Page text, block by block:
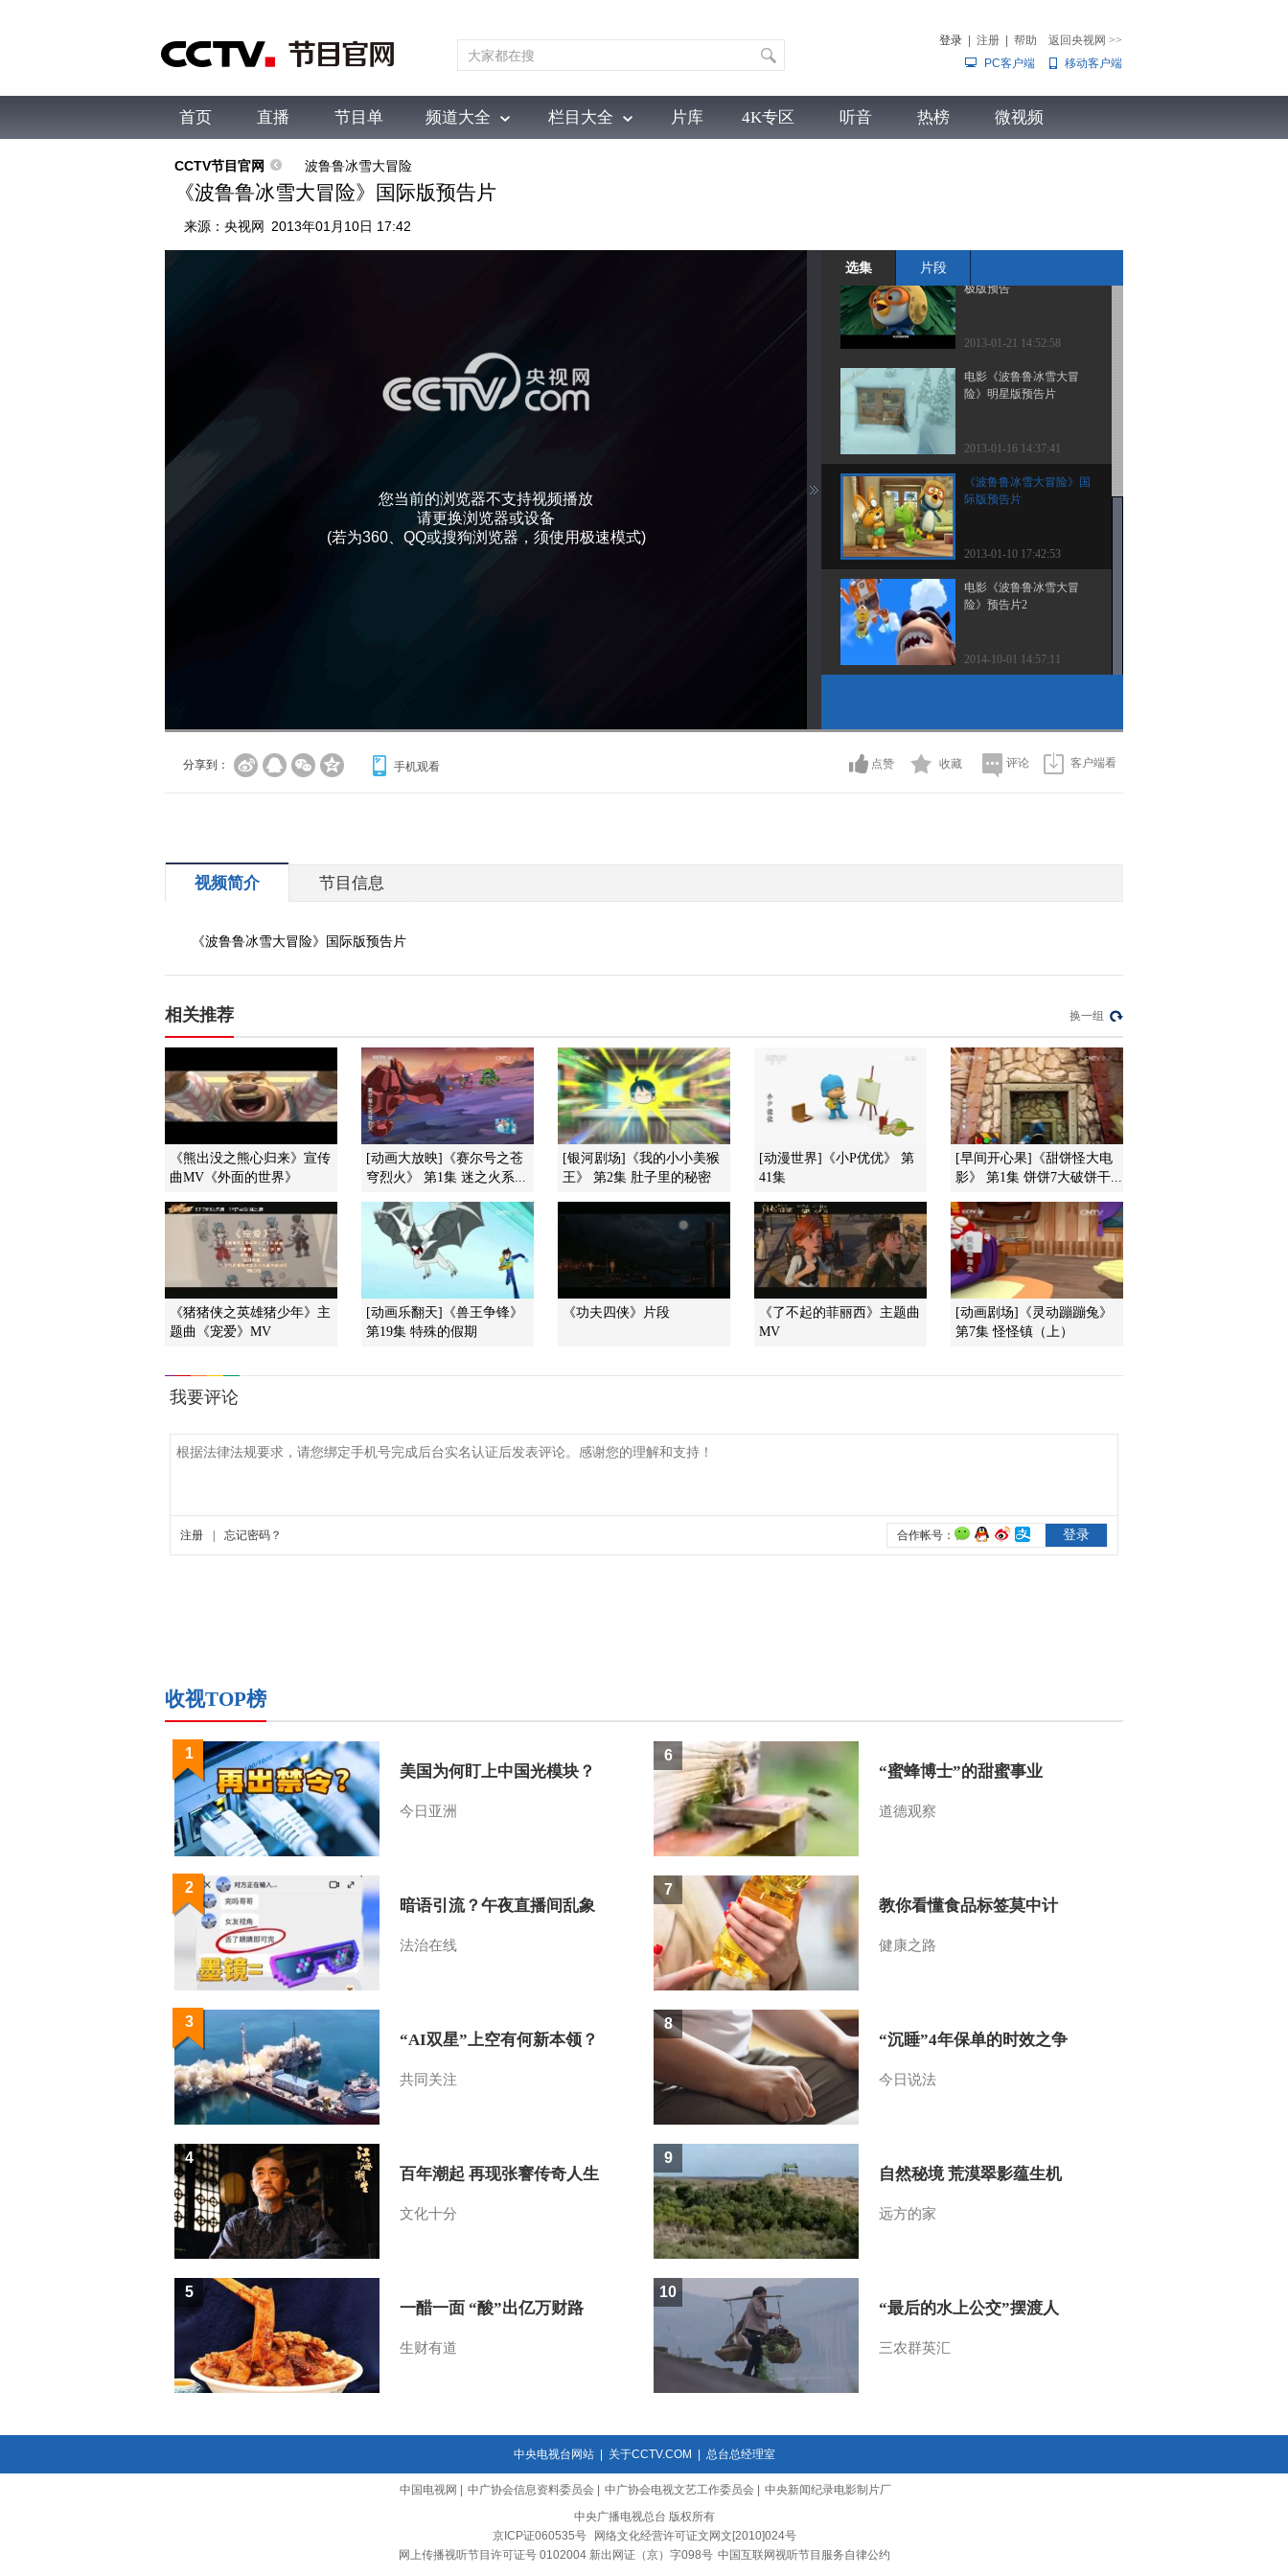
登录 注册 帮助 返回央视网 >>
PC客户端
移动客户端
首页 直播 节目单 频道大全 栏目大全
综合 新闻 财经 综艺 中文国际
片库 4K专区 听音 热榜 微视频
CCTV节目官网 波鲁鲁冰雪大冒险
《波鲁鲁冰雪大冒险》国际版预告片
来源： 央视网 2013年01月10日 17:42
您当前的浏览器不支持视频播放
请更换浏览器或设备
(若为360、QQ或搜狗浏览器，须使用极速模式)
选集 片段
《波鲁鲁冰雪大冒险》明
极版预告
2013-01-21 14:52:58
电影《波鲁鲁冰雪大冒
险》明星版预告片
2013-01-16 14:37:41
《波鲁鲁冰雪大冒险》国
际版预告片
2013-01-10 17:42:53
电影《波鲁鲁冰雪大冒
险》预告片2
2014-10-01 14:57:11
分享到： 手机观看 点赞 收藏 评论 客户端看
视频简介 节目信息
《波鲁鲁冰雪大冒险》国际版预告片
相关推荐 换一组
《熊出没之熊心归来》宣传
曲MV《外面的世界》
[动画大放映]《赛尔号之苍
穹烈火》 第1集 迷之火系...
[银河剧场]《我的小小美猴
王》 第2集 肚子里的秘密
[动漫世界]《小P优优》 第
41集
[早间开心果]《甜饼怪大电
影》 第1集 饼饼7大破饼干...
《猪猪侠之英雄猪少年》主
题曲《宠爱》MV
[动画乐翻天]《兽王争锋》
第19集 特殊的假期
《功夫四侠》片段
《了不起的菲丽西》主题曲
MV
[动画剧场]《灵动蹦蹦兔》
第7集 怪怪镇（上）
收视TOP榜
美国为何盯上中国光模块？
今日亚洲
1
暗语引流？午夜直播间乱象
法治在线
2
“AI双星”上空有何新本领？
共同关注
3
百年潮起 再现张謇传奇人生
文化十分
4
一醋一面 “酸”出亿万财路
生财有道
5
“蜜蜂博士”的甜蜜事业
道德观察
6
教你看懂食品标签莫中计
健康之路
7
“沉睡”4年保单的时效之争
今日说法
8
自然秘境 荒漠翠影蕴生机
远方的家
9
“最后的水上公交”摆渡人
三农群英汇
10
中央电视台网站| 关于CCTV.COM 总台总经理室
中国电视网 中广协会信息资料委员会 中广协会电视文艺工作委员会
中央新闻纪录电影制片厂
中央广播电视总台 版权所有
京ICP证060535号
网络文化经营许可证文网文[2010]024号
网上传播视听节目许可证号 0102004 新出网证（京）字098号 中国互联网视听节目服务自律公约